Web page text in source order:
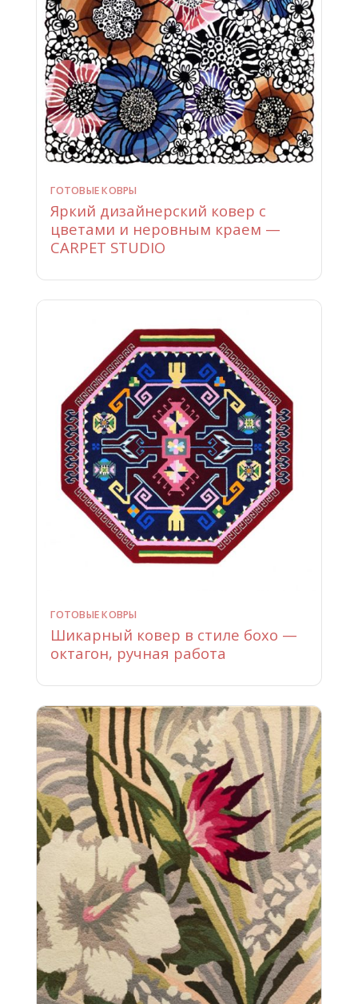
ГОТОВЫЕ КОВРЫ
Яркий дизайнерский ковер с
цветами и неровным краем —
CARPET STUDIO
ГОТОВЫЕ КОВРЫ
Шикарный ковер в стиле бохо —
октагон, ручная работа